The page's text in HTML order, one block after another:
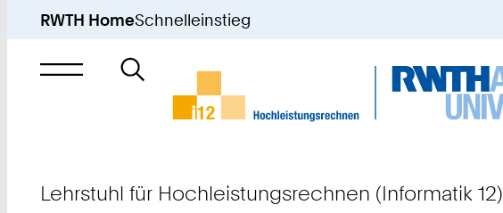
RWTH HomeSchnelleinstieg
Suche
nach
Lehrstuhl für Hochleistungsrechnen (Informatik 12)